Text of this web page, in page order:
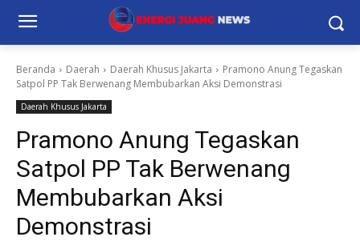
Beranda Daerah Daerah Khusus Jakarta
Pramono Anung Tegaskan
Satpol PP Tak Berwenang Membubarkan Aksi Demonstrasi
Daerah Khusus Jakarta
Pramono Anung Tegaskan
Satpol PP Tak Berwenang
Membubarkan Aksi
Demonstrasi